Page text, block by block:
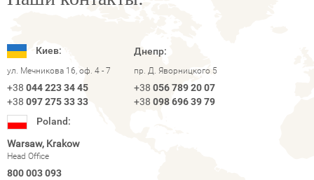
Киев:
ул. Мечникова 16, оф. 4 - 7
+38 044 223 34 45
+38 097 275 33 33
Днепр:
пр. Д. Яворницкого 5
+38 056 789 20 07
+38 098 696 39 79
Poland:
Warsaw, Krakow
Head Office
800 003 093